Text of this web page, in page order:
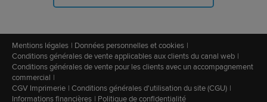
Mentions légales
Données personnelles et cookies
Conditions générales de vente applicables aux clients du canal web
Conditions générales de vente pour les clients avec un accompagnement
commercial
CGV Imprimerie Conditions générales d'utilisation du site (CGU)
Informations financières
Politique de confidentialité